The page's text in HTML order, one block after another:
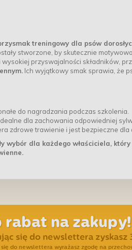
treningowy dla psów
stworzone, by skutecznie
przyswajalności składników,
Ich wyjątkowy smak sprawia, że
do nagradzania podczas szkolenia.
dla zachowania odpowiedniej
zdrowe trawienie i jest bezpieczne dla
wybór dla każdego właściciela,
rabat na zakupy!
się do newslettera zyskasz
się do newslettera wyrażasz zgodę na